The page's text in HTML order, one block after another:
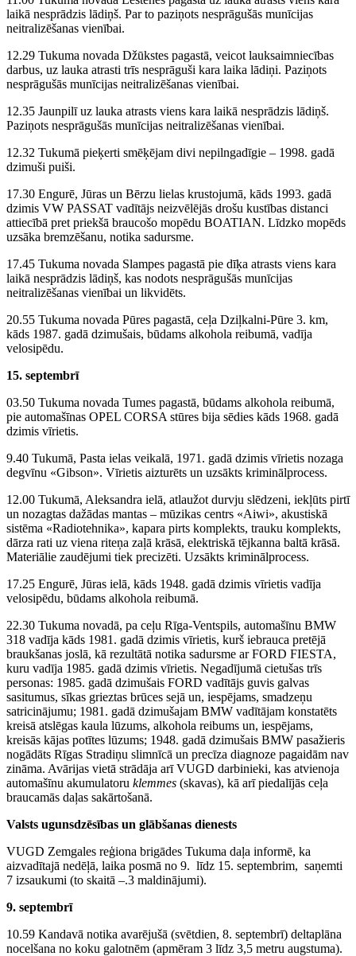
laikā nesprādzis lādiņš. Par to paziņots nesprāgušās munīcijas
neitralizēšanas vienībai.
12.29 Tukuma novada Džūkstes pagastā, veicot lauksaimniecības
darbus, uz lauka atrasti trīs nesprāguši kara laika lādiņi. Paziņots
nesprāgušās munīcijas neitralizēšanas vienībai.
12.35 Jaunpilī uz lauka atrasts viens kara laikā nesprādzis lādiņš.
Paziņots nesprāgušās munīcijas neitralizēšanas vienībai.
12.32 Tukumā pieķerti smēķējam divi nepilngadīgie – 1998. gadā
dzimuši puiši.
17.30 Engurē, Jūras un Bērzu lielas krustojumā, kāds 1993. gadā
dzimis VW PASSAT vadītājs neizvēlējās drošu kustības distanci
attiecībā pret priekšā braucošo mopēdu BOATIAN. Līdzko mopēds
uzsāka bremzēšanu, notika sadursme.
17.45 Tukuma novada Slampes pagastā pie dīķa atrasts viens kara
laikā nesprādzis lādiņš, kas nodots nesprāgušās munīcijas
neitralizēšanas vienībai un likvidēts.
20.55 Tukuma novada Pūres pagastā, ceļa Dziļkalni-Pūre 3. km,
kāds 1987. gadā dzimušais, būdams alkohola reibumā, vadīja
velosipēdu.
15. septembrī
03.50 Tukuma novada Tumes pagastā, būdams alkohola reibumā,
pie automašīnas OPEL CORSA stūres bija sēdies kāds 1968. gadā
dzimis vīrietis.
9.40 Tukumā, Pasta ielas veikalā, 1971. gadā dzimis vīrietis nozaga
degvīnu «Gibson». Vīrietis aizturēts un uzsākts kriminālprocess.
12.00 Tukumā, Aleksandra ielā, atlaužot durvju slēdzeni, iekļūts pirtī
un nozagtas dažādas mantas – mūzikas centrs «Aiwi», akustiskā
sistēma «Radiotehnika», kapara pirts komplekts, trauku komplekts,
dārza rati uz viena riteņa zaļā krāsā, elektriskā tējkanna baltā krāsā.
Materiālie zaudējumi tiek precizēti. Uzsākts kriminālprocess.
17.25 Engurē, Jūras ielā, kāds 1948. gadā dzimis vīrietis vadīja
velosipēdu, būdams alkohola reibumā.
22.30 Tukuma novadā, pa ceļu Rīga-Ventspils, automašīnu BMW
318 vadīja kāds 1981. gadā dzimis vīrietis, kurš iebrauca pretējā
braukšanas joslā, kā rezultātā notika sadursme ar FORD FIESTA,
kuru vadīja 1985. gadā dzimis vīrietis. Negadījumā cietušas trīs
personas: 1985. gadā dzimušais FORD vadītājs guvis galvas
sasitumus, sīkas grieztas brūces sejā un, iespējams, smadzeņu
satricinājumu; 1981. gadā dzimušajam BMW vadītājam konstatēts
kreisā atslēgas kaula lūzums, alkohola reibums un, iespējams,
kreisās kājas potītes lūzums; 1948. gadā dzimušais BMW pasažieris
nogādāts Rīgas Stradiņu slimnīcā un precīza diagnoze pagaidām nav
zināma. Avārijas vietā strādāja arī VUGD darbinieki, kas atvienoja
automašīnu akumulatoru klemmes (skavas), kā arī piedalījās ceļa
braucamās daļas sakārtošanā.
Valsts ugunsdzēsības un glābšanas dienests
VUGD Zemgales reģiona brigādes Tukuma daļa informē, ka
aizvadītajā nedēļā, laika posmā no 9. līdz 15. septembrim, saņemti
7 izsaukumi (to skaitā –.3 maldinājumi).
9. septembrī
10.59 Kandavā notika avarējušā (svētdien, 8. septembrī) deltaplāna
nocelšana no koku galotnēm (apmēram 3 līdz 3,5 metru augstuma).